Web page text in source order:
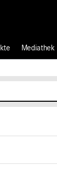
Mediathek